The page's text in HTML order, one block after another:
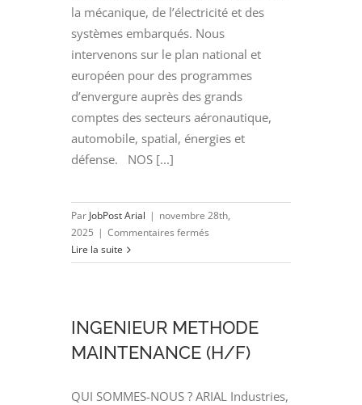
la mécanique, de l’électricité et des
systèmes embarqués. Nous
intervenons sur le plan national et
européen pour des programmes
d’envergure auprès des grands
comptes des secteurs aéronautique,
automobile, spatial, énergies et
défense. NOS [...]
Par JobPost Arial | novembre 28th,
2025 | Commentaires fermés
METHODES
Lire la suite
INGENIEUR METHODE
MAINTENANCE (H/F)
QUI SOMMES-NOUS ? ARIAL Industries,